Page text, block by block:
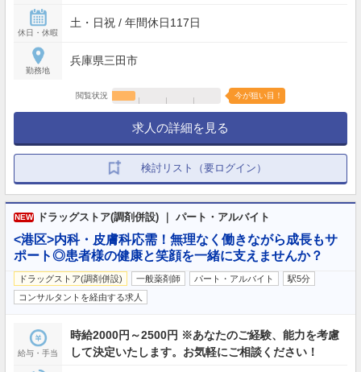
休日・休暇
土・日祝 / 年間休日117日
勤務地
兵庫県三田市
閲覧状況 今が狙い目！
求人の詳細を見る
検討リスト（要ログイン）
NEW ドラッグストア(調剤併設) ｜ パート・アルバイト
<港区>内科・皮膚科応需！無理なく働きながら成長もサ
ポート◎患者様の健康と笑顔を一緒に支えませんか？
ドラッグストア(調剤併設) 一般薬剤師 パート・アルバイト
駅5分
コンサルタントを経由する求人
給与・手当
時給2000円～2500円 ※あなたのご経験、能力を考慮
して決定いたします。お気軽にご相談ください！